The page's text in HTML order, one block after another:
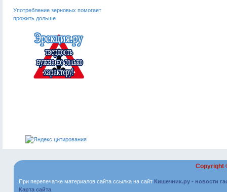
Употребление зерновых помогает
прожить дольше
Copyright
При перепечатке материалов сайта ссылка на сайт Кишечник.ру - новости
Карта сайта